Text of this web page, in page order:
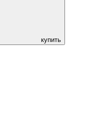
купить